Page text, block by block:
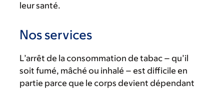
leur santé.
Nos services
L’arrêt de la consommation de tabac – qu’il
soit fumé, mâché ou inhalé – est difficile en
partie parce que le corps devient dépendant